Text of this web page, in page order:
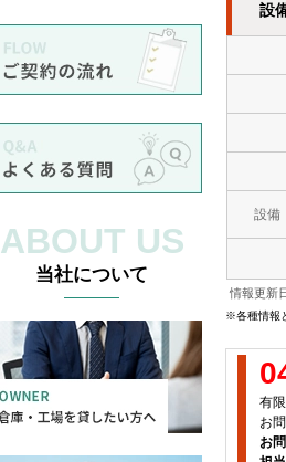
設
設備
情報更新
※各種情報
有
お
お
ABOUT US
当社について